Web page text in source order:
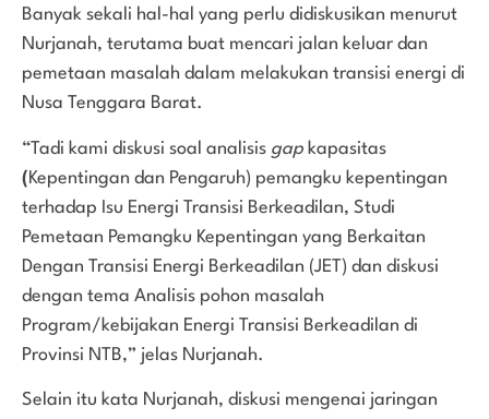
Banyak sekali hal-hal yang perlu didiskusikan menurut
Nurjanah, terutama buat mencari jalan keluar dan
pemetaan masalah dalam melakukan transisi energi di
Nusa Tenggara Barat.
“Tadi kami diskusi soal analisis gap kapasitas
(Kepentingan dan Pengaruh) pemangku kepentingan
terhadap Isu Energi Transisi Berkeadilan, Studi
Pemetaan Pemangku Kepentingan yang Berkaitan
Dengan Transisi Energi Berkeadilan (JET) dan diskusi
dengan tema Analisis pohon masalah
Program/kebijakan Energi Transisi Berkeadilan di
Provinsi NTB,” jelas Nurjanah.
Selain itu kata Nurjanah, diskusi mengenai jaringan